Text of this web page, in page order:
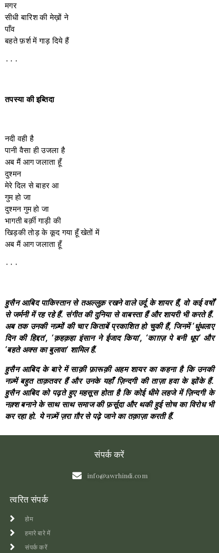
मगर
सीधी बारिश की मेख़ों ने
पाँव
बहते फ़र्श में गाड़ दिये हैं
٠٠٠
तपस्याकी इब्तिदा
नदी वही है
पानी वैसा ही उजला है
अब मैं आग जलाता हूँ
दुश्मन
मेरे दिल से बाहर आ
गुम हो जा
दुश्मन गुम हो जा
भागती बर्क़ी गाड़ी की
खिड़की तोड़ के कूद गया हूँ खेतों में
अब मैं आग जलाता हूँ
٠٠٠
हुसैन आबिद पाकिस्तान से तअल्लुक़ रखने वाले उर्दू के शायर हैं, वो कई वर्षों
से जर्मनी में रह रहे हैं. संगीत की दुनिया से वाबस्ता हैं और शायरी भी करते हैं.
अब तक उनकी नज़्मों की चार किताबें प्रकाशित हो चुकी हैं, जिनमें ‘धुंधलाए
दिन की हिद्दत‘, ‘क़हक़हा इंसान ने ईजाद किया‘, ‘काग़ज़ पे बनी धूप‘ और
‘बहते अक्स का बुलावा‘ शामिल हैं.
हुसैन आबिद के बारे में साक़ी फ़ारूक़ी अहम शायर का कहना है कि उनकी
नज़्में बहुत ताक़तवर हैं और उनके यहाँ ज़िन्दगी की ताज़ा हवा के झोंके हैं.
हुसैन आबिद को पढ़ते हुए महसूस होता है कि कोई धीमे लहजे में ज़िन्दगी के
नक़्श बनाने के साथ साथ समाज की फ़र्सूदा और थकी हुई सोच का विरोध भी
कर रहा हो. ये नज़्में ज़रा ग़ौर से पढ़े जाने का तक़ाज़ा करती हैं.
संपर्क करें
info@awrhindi.com
त्वरित संपर्क
होम
हमारे बारे में
संपर्क करें